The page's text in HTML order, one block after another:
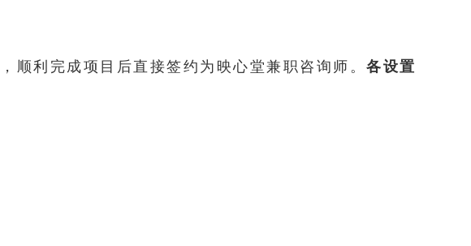
顺利完成项目后直接签约为映心堂兼职咨询师。各设置